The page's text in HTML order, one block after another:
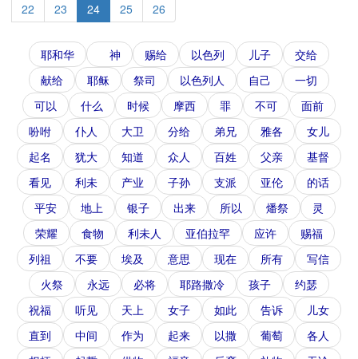
22
23 24 25 26
耶和华 神 赐给 以色列 儿子
交给
献给
耶稣 祭司 以色列人 自己
一切
可以
什么 时候 摩西 罪 不可
面前
吩咐
仆人 大卫 分给 弟兄 雅各
女儿
起名
犹大 知道 众人 百姓 父亲
基督
看见
利未 产业 子孙 支派 亚伦
的话
平安
地上 银子 出来 所以 燔祭
灵
荣耀
食物 利未人 亚伯拉罕 应许
赐福
列祖
不要 埃及 意思 现在 所有
写信
火祭
永远 必将 耶路撒冷 孩子
约瑟
祝福
听见 天上 女子 如此 告诉
儿女
直到
中间 作为 起来 以撒 葡萄
各人